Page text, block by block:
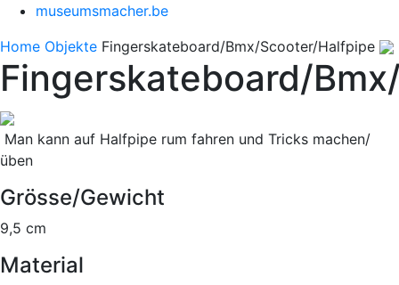
museumsmacher.be
Home Objekte Fingerskateboard/Bmx/Scooter/Halfpipe
Fingerskateboard/
Man kann auf Halfpipe rum fahren und Tricks machen/
üben
Grösse/Gewicht
9,5 cm
Material